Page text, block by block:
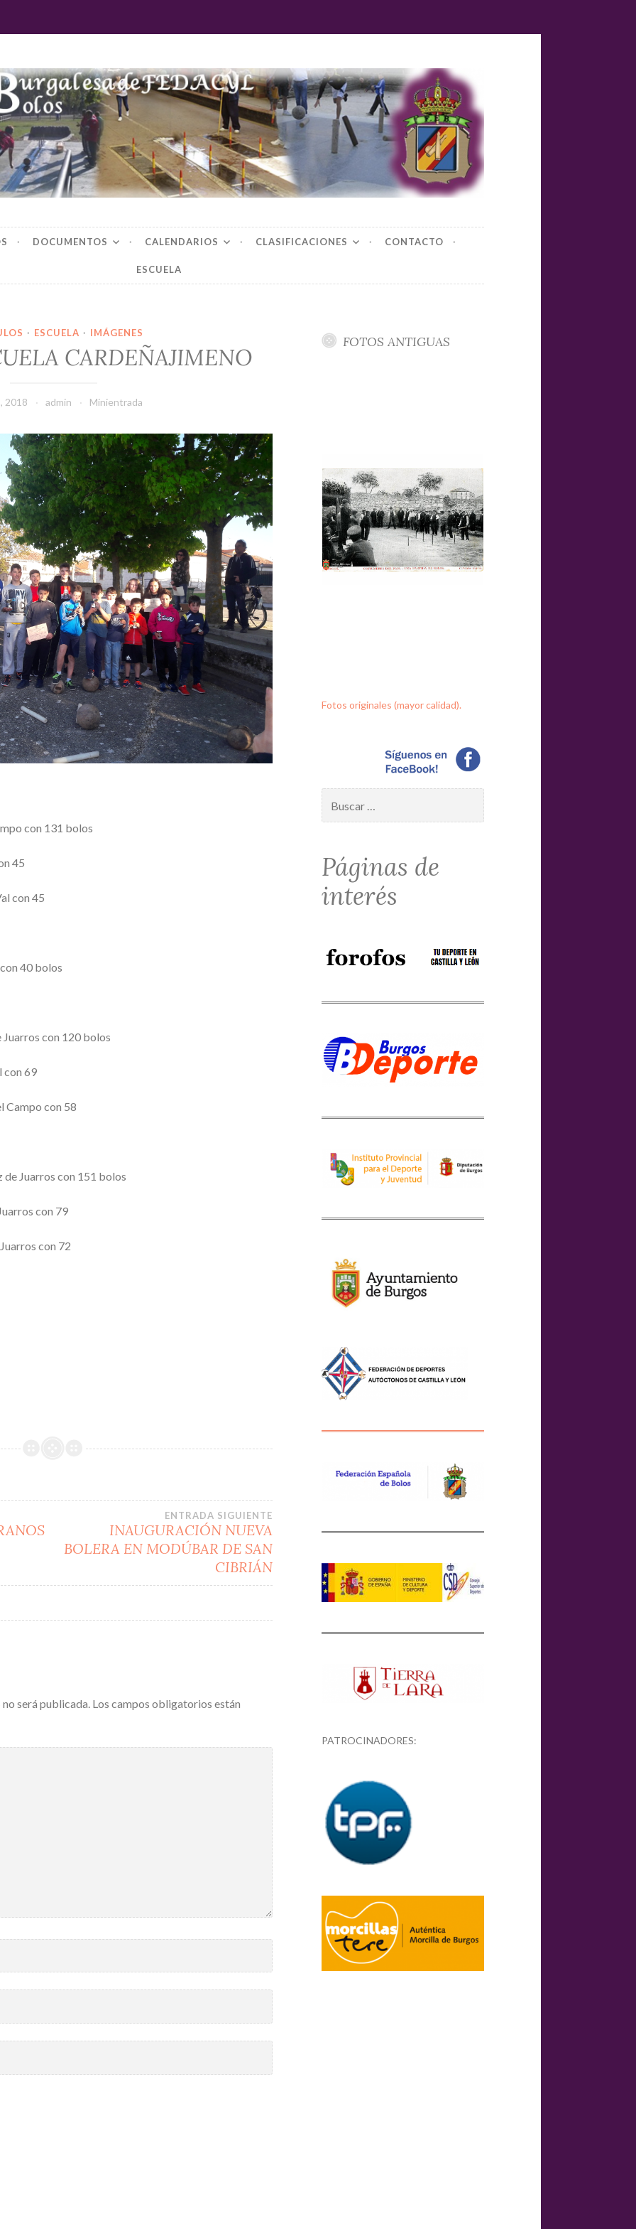
burgalesa de fedacyl-bolos
DOCUMENTOS CALENDARIOS CLASIFICACIONES CONTACTO
ESCUELA
· ESCUELA · IMÁGENES
CARDEÑAJIMENO
2018 admin Minientrada
con 131 bolos
45
con 45
40 bolos
Juarros con 120 bolos
con 69
Campo con 58
de Juarros con 151 bolos
con 79
con 72
ENTRADA SIGUIENTE
INAUGURACIÓN NUEVA
BOLERA EN MODÚBAR DE SAN
CIBRIÁN
será publicada. Los campos obligatorios están
FOTOS ANTIGUAS
Fotos originales (mayor calidad).
Páginas de
interés
PATROCINADORES: